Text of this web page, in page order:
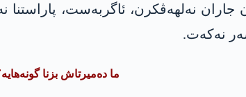
نەلھەڤکرن، ئاگربەست، پاراستنا
نەکەت.
ما دەمیرتاش بزنا